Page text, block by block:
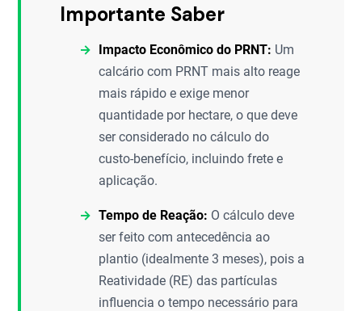
Importante Saber
Impacto Econômico do PRNT: Um
calcário com PRNT mais alto reage
mais rápido e exige menor
quantidade por hectare, o que deve
ser considerado no cálculo do
custo-benefício, incluindo frete e
aplicação.
Tempo de Reação: O cálculo deve
ser feito com antecedência ao
plantio (idealmente 3 meses), pois a
Reatividade (RE) das partículas
influencia o tempo necessário para